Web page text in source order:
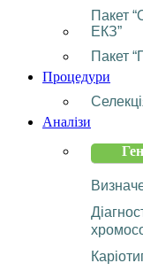
Пакет
ЕКЗ”
Пакет
Процедури
Аналізи